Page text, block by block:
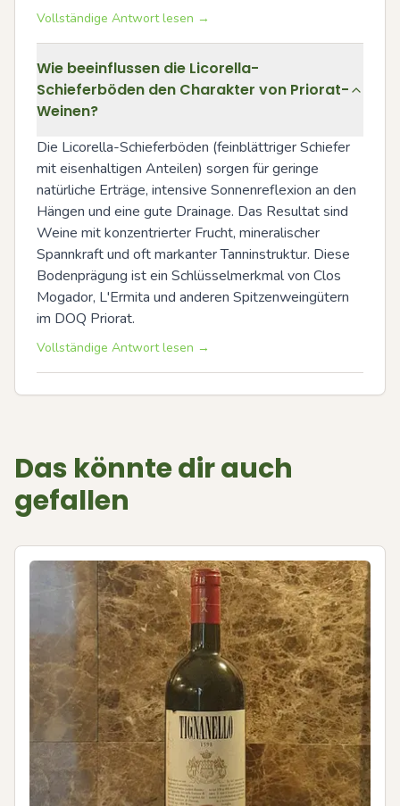
Vollständige Antwort lesen →
Wie beeinflussen die Licorella-
Schieferböden den Charakter von Priorat-
Weinen?
Die Licorella-Schieferböden (feinblättriger Schiefer
mit eisenhaltigen Anteilen) sorgen für geringe
natürliche Erträge, intensive Sonnenreflexion an den
Hängen und eine gute Drainage. Das Resultat sind
Weine mit konzentrierter Frucht, mineralischer
Spannkraft und oft markanter Tanninstruktur. Diese
Bodenprägung ist ein Schlüsselmerkmal von Clos
Mogador, L'Ermita und anderen Spitzenweingütern
im DOQ Priorat.
Vollständige Antwort lesen →
Das könnte dir auch
gefallen